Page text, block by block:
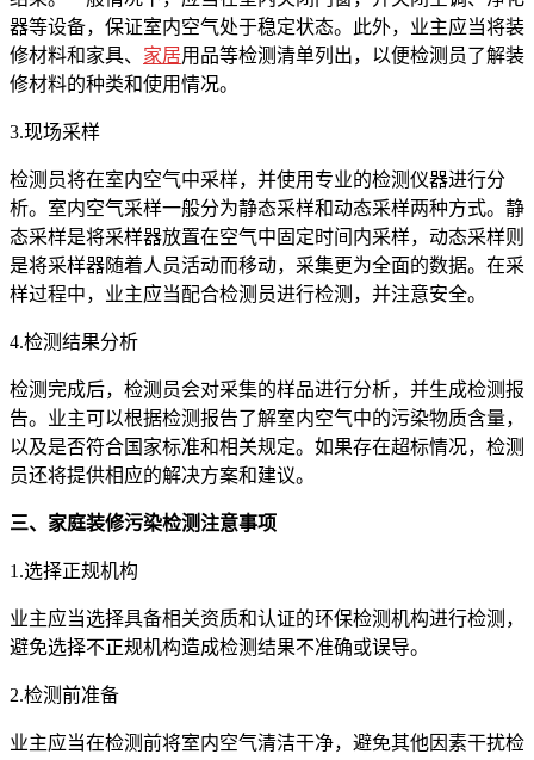
器等设备，保证室内空气处于稳定状态。此外，业主应当将装
修材料和家具、 家居用品等检测清单列出，以便检测员了解装
修材料的种类和使用情况。
3.现场采样
检测员将在室内空气中采样，并使用专业的检测仪器进行分
析。室内空气采样一般分为静态采样和动态采样两种方式。静
态采样是将采样器放置在空气中固定时间内采样，动态采样则
是将采样器随着人员活动而移动，采集更为全面的数据。在采
样过程中，业主应当配合检测员进行检测，并注意安全。
4.检测结果分析
检测完成后，检测员会对采集的样品进行分析，并生成检测报
告。业主可以根据检测报告了解室内空气中的污染物质含量，
以及是否符合国家标准和相关规定。如果存在超标情况，检测
员还将提供相应的解决方案和建议。
三、家庭装修污染检测注意事项
1.选择正规机构
业主应当选择具备相关资质和认证的环保检测机构进行检测，
避免选择不正规机构造成检测结果不准确或误导。
2.检测前准备
业主应当在检测前将室内空气清洁干净，避免其他因素干扰检